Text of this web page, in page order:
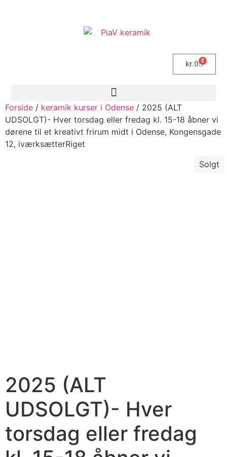
kr.0 0
Forside / keramik kurser i Odense / 2025 (ALT
UDSOLGT)- Hver torsdag eller fredag kl. 15-18 åbner vi
dørene til et kreativt frirum midt i Odense, Kongensgade
12, iværksætterRiget
Solgt
2025 (ALT
UDSOLGT)- Hver
torsdag eller fredag